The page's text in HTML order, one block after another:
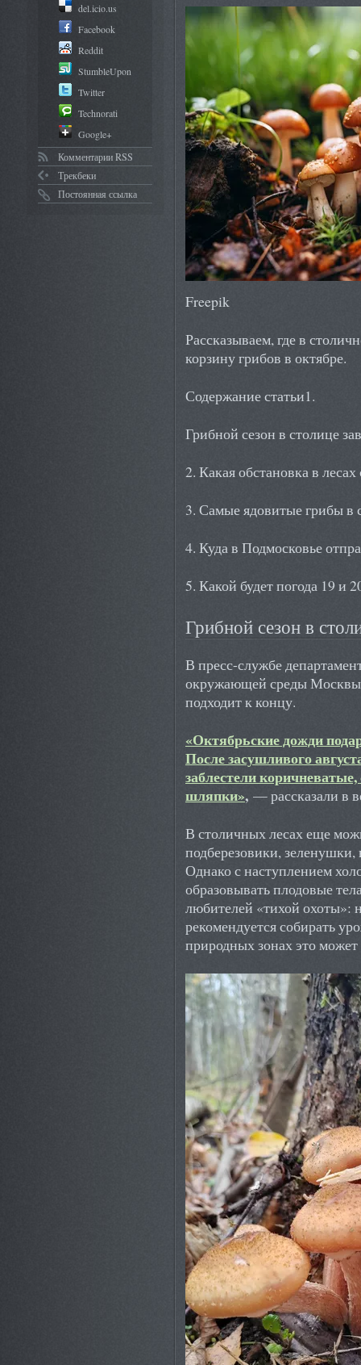
del.icio.us
Facebook
Reddit
StumbleUpon
Twitter
Technorati
Google+
Комментарии RSS
Трекбеки
Постоянная ссылка
Freepik
Рассказываем, где в
корзину грибов в октябре.
Содержание статьи1.
Грибной сезон в столице
2. Какая обстановка в лесах
3. Самые ядовитые грибы в
4. Куда в Подмосковье
5. Какой будет погода 19 и
Грибной сезон в
В пресс-службе
окружающей среды Москвы
подходит к концу.
«Октябрьские дожди
После засушливого
заблестели
шляпки», — рассказали в
В столичных лесах еще
подберезовики,
Однако с наступлением
образовывать плодовые
любителей «тихой охоты»:
рекомендуется собирать
природных зонах это